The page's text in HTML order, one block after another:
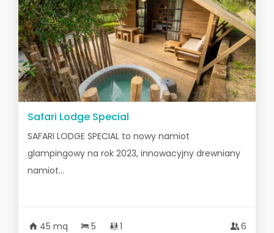
Safari Lodge Special
SAFARI LODGE SPECIAL to nowy namiot
glampingowy na rok 2023, innowacyjny drewniany
namiot...
45 mq 5 1 6